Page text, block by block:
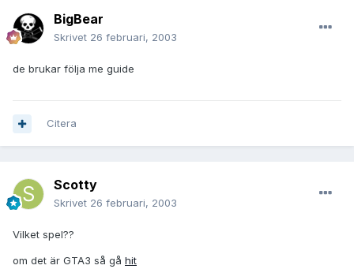
BigBear
Skrivet 26 februari, 2003
de brukar följa me guide
Citera
Scotty
Skrivet 26 februari, 2003
Vilket spel??
om det är GTA3 så gå hit